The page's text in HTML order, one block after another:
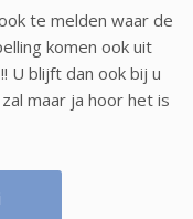
te melden waar de
komen ook uit
U blijft dan ook bij u
maar ja hoor het is